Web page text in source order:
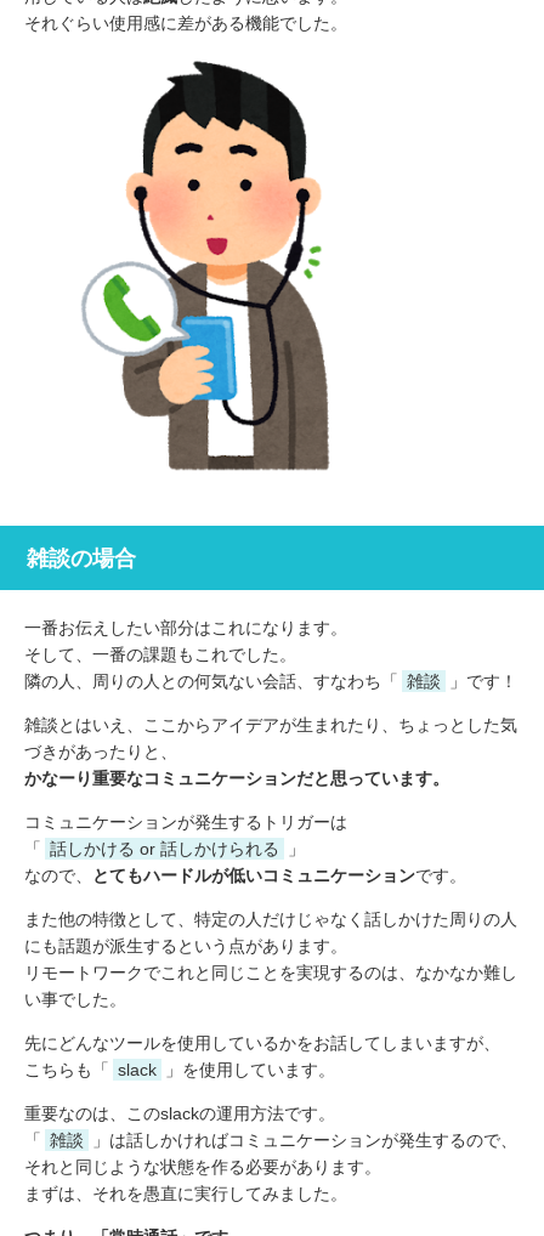
それぐらい使用感に差がある機能でした。
雑談の場合
一番お伝えしたい部分はこれになります。
そして、一番の課題もこれでした。
隣の人、周りの人との何気ない会話、すなわち「 雑談 」です！
雑談とはいえ、ここからアイデアが生まれたり、ちょっとした気
づきがあったりと、
かなーり重要なコミュニケーションだと思っています。
コミュニケーションが発生するトリガーは
「 話しかける or 話しかけられる
」
なので、
とてもハードルが低いコミュニケーションです。
また他の特徴として、特定の人だけじゃなく話しかけた周りの人
にも話題が派生するという点があります。
リモートワークでこれと同じことを実現するのは、なかなか難し
い事でした。
先にどんなツールを使用しているかをお話してしまいますが、
こちらも「 slack 」を使用しています。
重要なのは、このslackの運用方法です。
「 雑談
」は話しかければコミュニケーションが発生するので、
それと同じような状態を作る必要があります。
まずは、それを愚直に実行してみました。